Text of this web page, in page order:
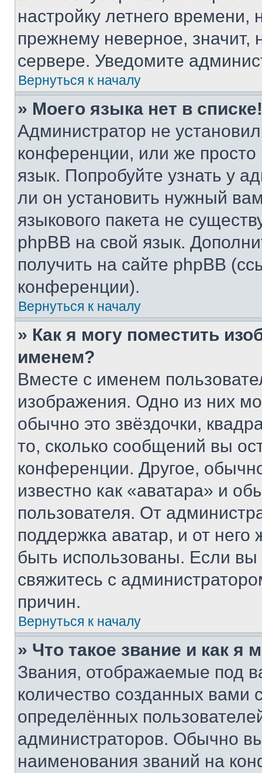
настройку летнего
прежнему неверное, значит,
сервере. Уведомите
Вернуться к началу
» Моего языка нет в списке!
Администратор не
конференции, или же
язык. Попробуйте узнать у
ли он установить нужный
языкового пакета не
phpBB на свой язык.
получить на сайте phpBB
конференции).
Вернуться к началу
» Как я могу поместить
именем?
Вместе с именем
изображения. Одно из них
обычно это звёздочки,
то, сколько сообщений вы
конференции. Другое,
известно как «аватара» и
пользователя. От
поддержка аватар, и от него
быть использованы. Если
свяжитесь с
причин.
Вернуться к началу
» Что такое звание и как я
Звания, отображаемые под
количество созданных
определённых
администраторов. Обычно
наименования званий на